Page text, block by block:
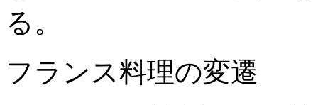
る。
フランス料理の変遷